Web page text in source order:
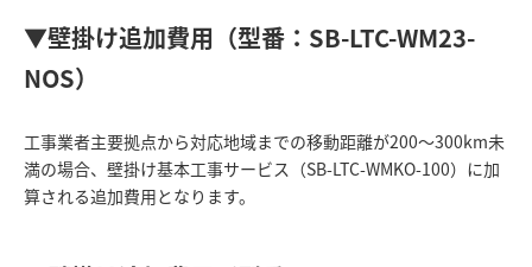
▼壁掛け追加費用（型番：SB-LTC-WM23-
NOS）
工事業者主要拠点から対応地域までの移動距離が200～300km未
満の場合、壁掛け基本工事サービス（SB-LTC-WMKO-100）に加
算される追加費用となります。